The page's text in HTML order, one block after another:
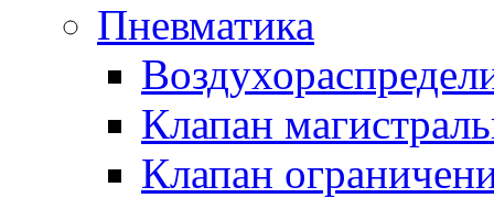
Пневматика
Клапан
Клапан